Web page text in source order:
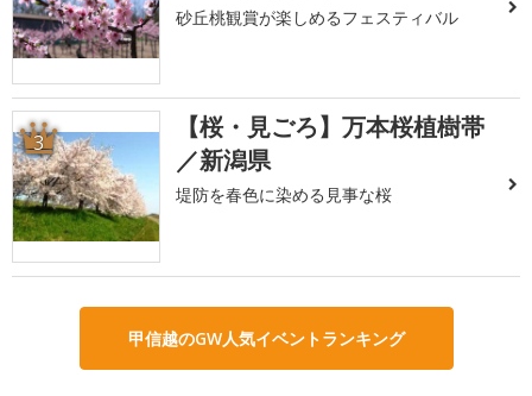
砂丘桃観賞が楽しめるフェスティバル
3
【桜・見ごろ】万本桜植樹帯
／新潟県
堤防を春色に染める見事な桜
甲信越のGW人気イベントランキング